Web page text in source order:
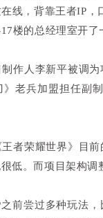
线，背靠王者IP
楼的总经理室开了
作人李新平被调
》老兵加盟担任副
者荣耀世界》目
低。而项目架构调
前尝过多种玩法